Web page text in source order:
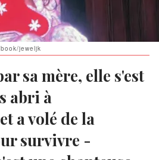
jeweljk
sa mère, elle s'est
abri à
a volé de la
survivre -